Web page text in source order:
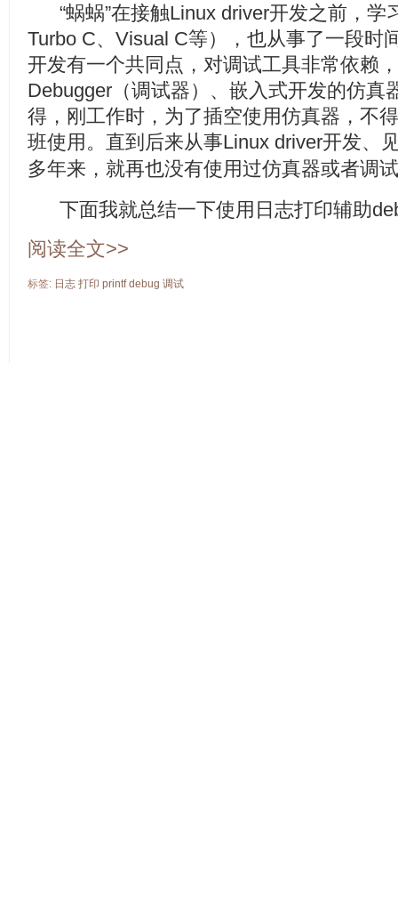
“蜗蜗”在接触Linux driver开发之前，学
Turbo C、Visual C等），也从事了一段时
开发有一个共同点，对调试工具非常依赖
Debugger（调试器）、嵌入式开发的仿真
得，刚工作时，为了插空使用仿真器，不
班使用。直到后来从事Linux driver开发、
多年来，就再也没有使用过仿真器或者调
下面我就总结一下使用日志打印辅助
阅读全文>>
标签: 日志 打印 printf debug 调试